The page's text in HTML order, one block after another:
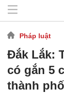
Pháp luật
Đắk Lắk:
có gắn 5
thành phố